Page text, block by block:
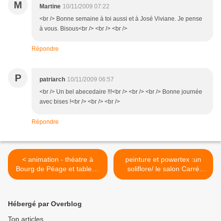
M Martine 10/11/2009 07:22
<br /> Bonne semaine à toi aussi et à José Viviane. Je pense
à vous. Bisous<br /> <br /> <br />
Répondre
P patriarch 10/11/2009 06:57
<br /> Un bel abecedaire !!!<br /> <br /> <br /> Bonne journée
avec bises !<br /> <br /> <br />
Répondre
< animation - théatre à
Bourg de Péage et tableau
powertex
peinture et powertex :un
soliflore/ le salon Carré
d'Art à Montélimar >
Hébergé par Overblog
Top articles